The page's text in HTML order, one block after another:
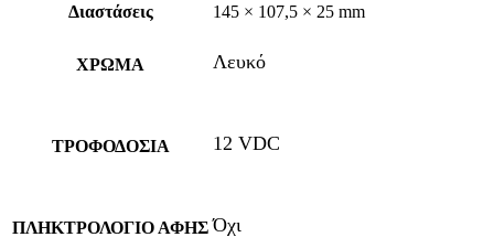
Διαστάσεις
145 × 107,5 × 25 mm
ΧΡΩΜΑ Λευκό
ΤΡΟΦΟΔΟΣΙΑ 12 VDC
ΠΛΗΚΤΡΟΛΟΓΙΟ ΑΦΗΣ Όχι